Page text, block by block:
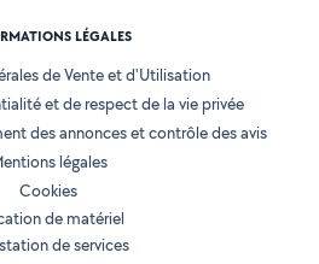
LÉGALES
de Vente et d'Utilisation
et de respect de la vie privée
des annonces et contrôle des avis
légales
Cookies
de matériel
de services